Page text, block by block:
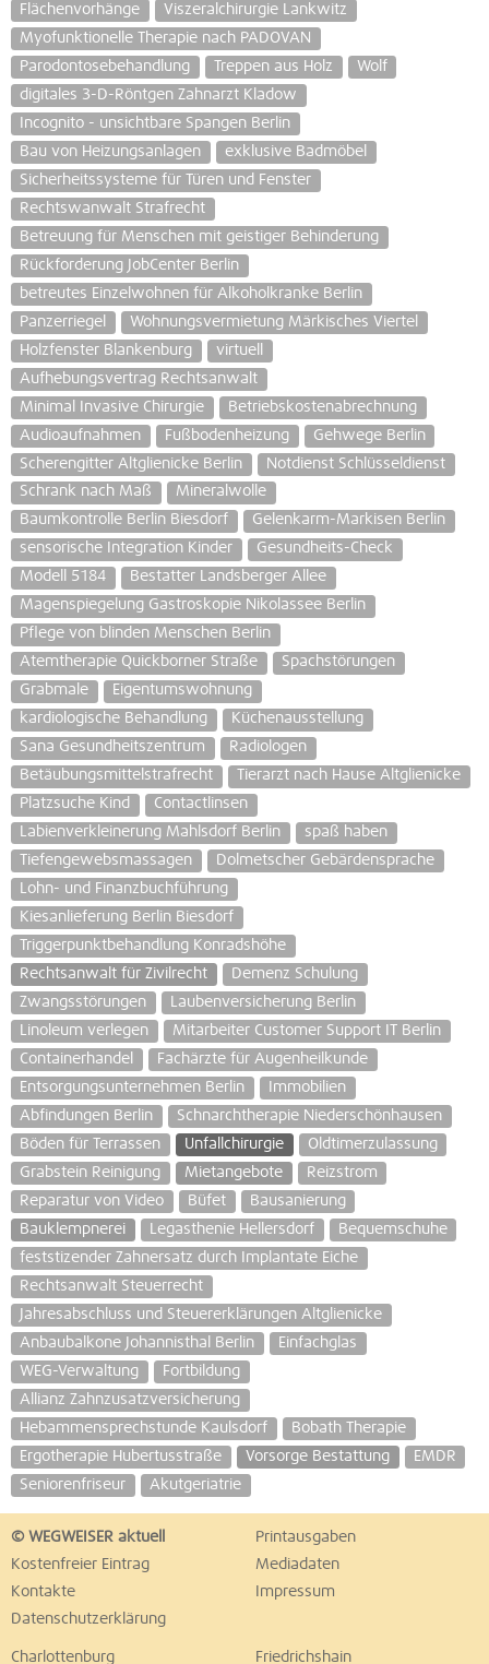
Flächenvorhänge
Viszeralchirurgie Lankwitz
Myofunktionelle Therapie nach PADOVAN
Parodontosebehandlung
Treppen aus Holz
Wolf
digitales 3-D-Röntgen Zahnarzt Kladow
Incognito - unsichtbare Spangen Berlin
Bau von Heizungsanlagen
exklusive Badmöbel
Sicherheitssysteme für Türen und Fenster
Rechtswanwalt Strafrecht
Betreuung für Menschen mit geistiger Behinderung
Rückforderung JobCenter Berlin
betreutes Einzelwohnen für Alkoholkranke Berlin
Panzerriegel
Wohnungsvermietung Märkisches Viertel
Holzfenster Blankenburg
virtuell
Aufhebungsvertrag Rechtsanwalt
Minimal Invasive Chirurgie
Betriebskostenabrechnung
Audioaufnahmen
Fußbodenheizung
Gehwege Berlin
Scherengitter Altglienicke Berlin
Notdienst Schlüsseldienst
Schrank nach Maß
Mineralwolle
Baumkontrolle Berlin Biesdorf
Gelenkarm-Markisen Berlin
sensorische Integration Kinder
Gesundheits-Check
Modell 5184
Bestatter Landsberger Allee
Magenspiegelung Gastroskopie Nikolassee Berlin
Pflege von blinden Menschen Berlin
Atemtherapie Quickborner Straße
Spachstörungen
Grabmale
Eigentumswohnung
kardiologische Behandlung
Küchenausstellung
Sana Gesundheitszentrum
Radiologen
Betäubungsmittelstrafrecht
Tierarzt nach Hause Altglienicke
Platzsuche Kind
Contactlinsen
Labienverkleinerung Mahlsdorf Berlin
spaß haben
Tiefengewebsmassagen
Dolmetscher Gebärdensprache
Lohn- und Finanzbuchführung
Kiesanlieferung Berlin Biesdorf
Triggerpunktbehandlung Konradshöhe
Rechtsanwalt für Zivilrecht
Demenz Schulung
Zwangsstörungen
Laubenversicherung Berlin
Linoleum verlegen
Mitarbeiter Customer Support IT Berlin
Containerhandel
Fachärzte für Augenheilkunde
Entsorgungsunternehmen Berlin
Immobilien
Abfindungen Berlin
Schnarchtherapie Niederschönhausen
Böden für Terrassen
Unfallchirurgie
Oldtimerzulassung
Grabstein Reinigung
Mietangebote
Reizstrom
Reparatur von Video
Büfet
Bausanierung
Bauklempnerei
Legasthenie Hellersdorf
Bequemschuhe
feststizender Zahnersatz durch Implantate Eiche
Rechtsanwalt Steuerrecht
Jahresabschluss und Steuererklärungen Altglienicke
Anbaubalkone Johannisthal Berlin
Einfachglas
WEG-Verwaltung
Fortbildung
Allianz Zahnzusatzversicherung
Hebammensprechstunde Kaulsdorf
Bobath Therapie
Ergotherapie Hubertusstraße
Vorsorge Bestattung
EMDR
Seniorenfriseur
Akutgeriatrie
© WEGWEISER aktuell
Printausgaben
Kostenfreier Eintrag
Mediadaten
Kontakte
Impressum
Datenschutzerklärung
Charlottenburg Friedrichshain